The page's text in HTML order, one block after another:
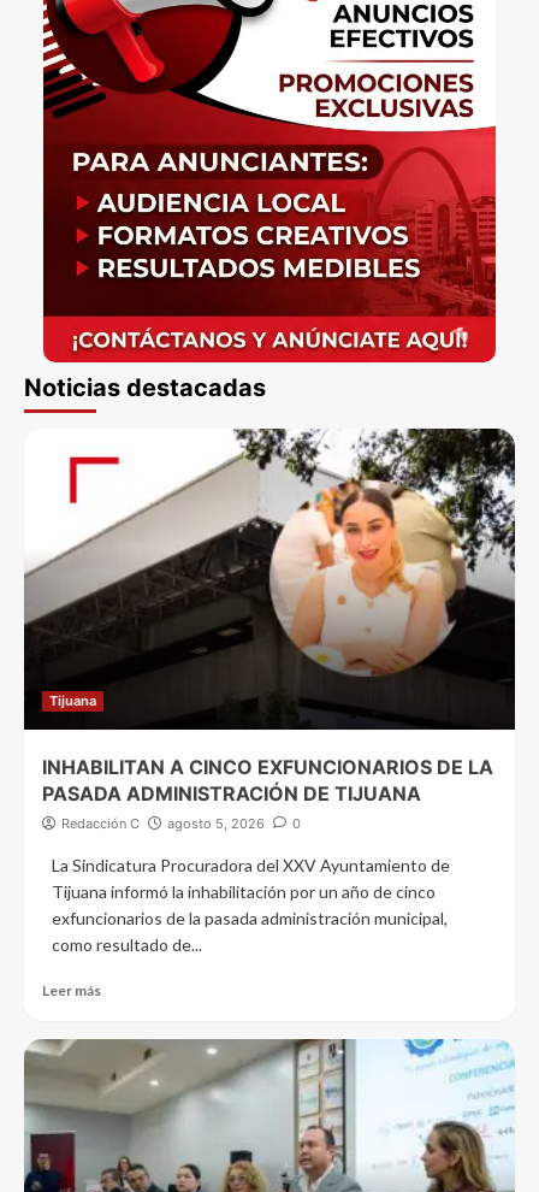
Noticias destacadas
Tijuana
INHABILITAN A CINCO EXFUNCIONARIOS DE LA
PASADA ADMINISTRACIÓN DE TIJUANA
Redacción C agosto 5, 2026 0
La Sindicatura Procuradora del XXV Ayuntamiento de
Tijuana informó la inhabilitación por un año de cinco
exfuncionarios de la pasada administración municipal,
como resultado de...
Leer más